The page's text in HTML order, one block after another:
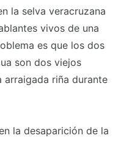
la selva veracruzana
vivos de una
es que los dos
son dos viejos
arraigada riña durante
la desaparición de la